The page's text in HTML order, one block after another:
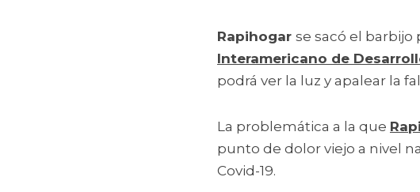
Rapihogar se sacó el barbijo
Interamericano de
podrá ver la luz y apalear la
La problemática a la que
punto de dolor viejo a nivel
Covid-19.